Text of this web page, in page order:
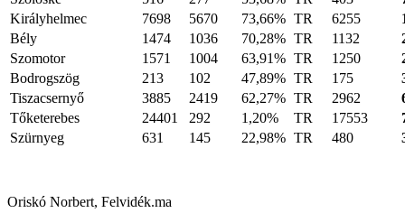
Királyhelmec
7698 5670 73,66% TR 6255
Bély
1474 1036 70,28% TR 1132
Szomotor
1571 1004 63,91% TR 1250
Bodrogszög
213 102 47,89% TR 175
Tiszacsernyő
3885 2419 62,27% TR 2962
Tőketerebes
24401 292 1,20% TR 17553
Szürnyeg
631 145 22,98% TR 480
Oriskó Norbert, Felvidék.ma